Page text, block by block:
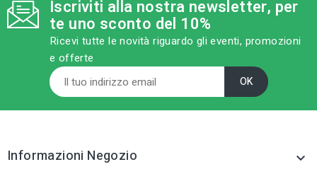
Iscriviti alla nostra newsletter, per
te uno sconto del 10%
Ricevi tutte le novità riguardo gli eventi, promozioni
e offerte
Informazioni Negozio 